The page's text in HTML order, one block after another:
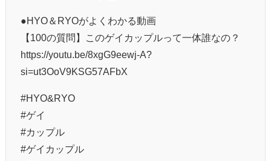
●HYO＆RYOがよくわかる動画
【100の質問】このゲイカップルって一体誰なの？
https://youtu.be/8xgG9eewj-A?
si=ut3OoV9KSG57AFbX
#HYO&RYO
#ゲイ
#カップル
#ゲイカップル